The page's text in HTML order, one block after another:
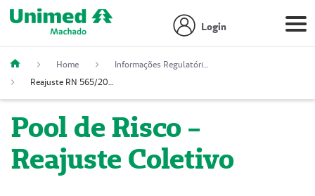
Login
Home
Informações Regulatórias
Reajuste RN 565/2022
Pool de Risco -
Reajuste Coletivo